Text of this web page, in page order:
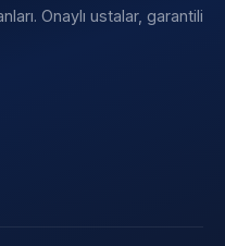
Onaylı ustalar, garantili